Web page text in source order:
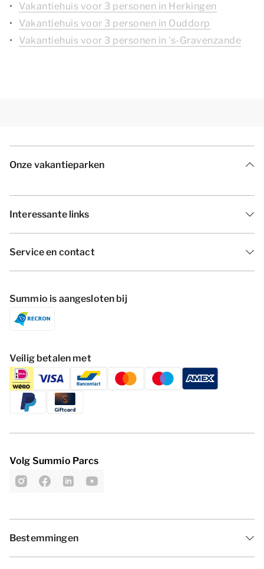
Vakantiehuis voor 3 personen in Herkingen
Vakantiehuis voor 3 personen in Ouddorp
Vakantiehuis voor 3 personen in 's-Gravenzande
Onze vakantieparken
Interessante links
Service en contact
Summio is aangesloten bij
Veilig betalen met
Volg Summio Parcs
Bestemmingen